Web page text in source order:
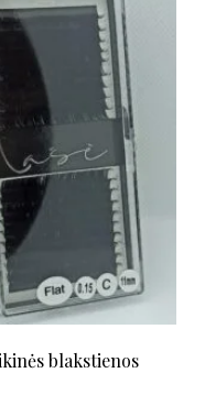
blakstienos